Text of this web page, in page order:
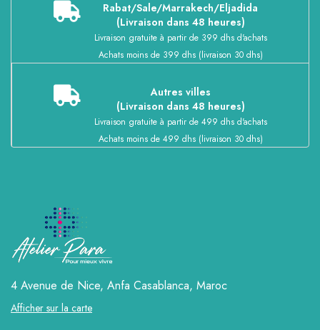
Rabat/Sale/Marrakech/Eljadida
(Livraison dans 48 heures)
Livraison gratuite à partir de 399 dhs d'achats
Achats moins de 399 dhs (livraison 30 dhs)
Autres villes
(Livraison dans 48 heures)
Livraison gratuite à partir de 499 dhs d'achats
Achats moins de 499 dhs (livraison 30 dhs)
4 Avenue de Nice, Anfa Casablanca, Maroc
Afficher sur la carte